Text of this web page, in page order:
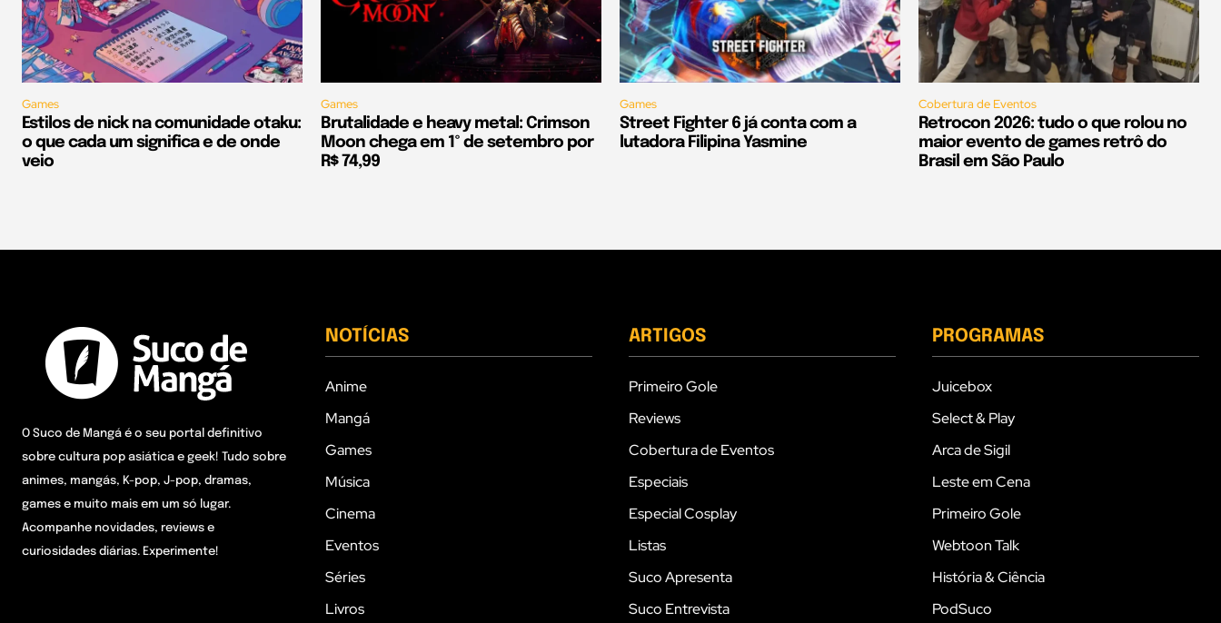
Games
Estilos de nick na comunidade otaku:
o que cada um significa e de onde
veio
Games
Brutalidade e heavy metal: Crimson
Moon chega em 1º de setembro por
R$ 74,99
Games
Street Fighter 6 já conta com a
lutadora Filipina Yasmine
Cobertura de Eventos
Retrocon 2026: tudo o que rolou no
maior evento de games retrô do
Brasil em São Paulo
O Suco de Mangá é o seu portal definitivo
sobre cultura pop asiática e geek! Tudo sobre
animes, mangás, K-pop, J-pop, dramas,
games e muito mais em um só lugar.
Acompanhe novidades, reviews e
curiosidades diárias. Experimente!
NOTÍCIAS
Anime
Mangá
Games
Música
Cinema
Eventos
Séries
Livros
ARTIGOS
Primeiro Gole
Reviews
Cobertura de Eventos
Especiais
Especial Cosplay
Listas
Suco Apresenta
Suco Entrevista
PROGRAMAS
Juicebox
Select & Play
Arca de Sigil
Leste em Cena
Primeiro Gole
Webtoon Talk
História & Ciência
PodSuco